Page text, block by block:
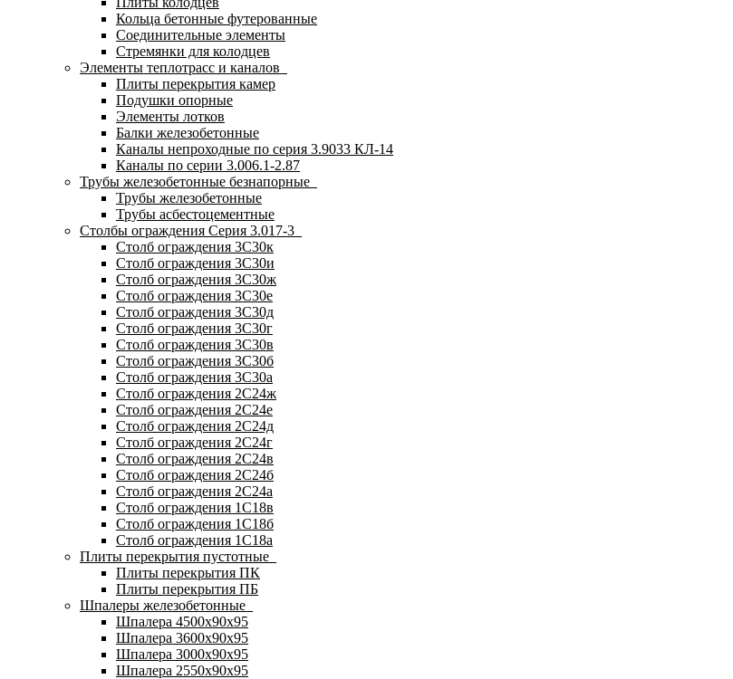
Кольца бетонные футерованные
Соединительные элементы
Стремянки для колодцев
Элементы теплотрасс и каналов
Плиты перекрытия камер
Подушки опорные
Элементы лотков
Балки железобетонные
Каналы непроходные по серия 3.9033 КЛ-14
Каналы по серии 3.006.1-2.87
Трубы железобетонные безнапорные
Трубы железобетонные
Трубы асбестоцементные
Столбы ограждения Серия 3.017-3
Столб ограждения 3С30к
Столб ограждения 3С30и
Столб ограждения 3С30ж
Столб ограждения 3С30е
Столб ограждения 3С30д
Столб ограждения 3С30г
Столб ограждения 3С30в
Столб ограждения 3С30б
Столб ограждения 3С30а
Столб ограждения 2С24ж
Столб ограждения 2С24е
Столб ограждения 2С24д
Столб ограждения 2С24г
Столб ограждения 2С24в
Столб ограждения 2С24б
Столб ограждения 2С24а
Столб ограждения 1С18в
Столб ограждения 1С18б
Столб ограждения 1С18а
Плиты перекрытия пустотные
Плиты перекрытия ПК
Плиты перекрытия ПБ
Шпалеры железобетонные
Шпалера 4500х90х95
Шпалера 3600х90х95
Шпалера 3000х90х95
Шпалера 2550х90х95